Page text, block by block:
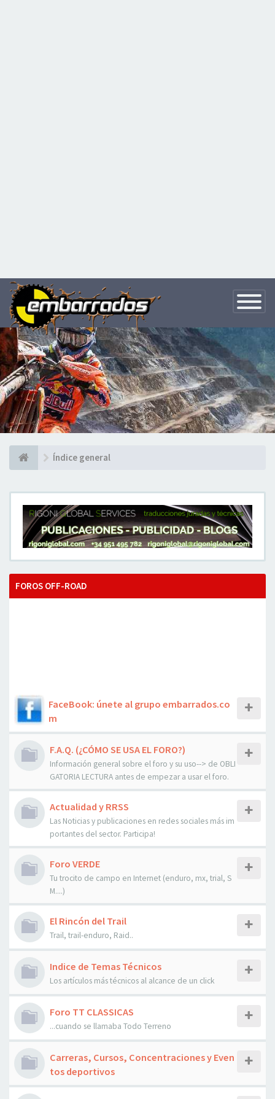
Toggle
Índice general
FOROS OFF-ROAD
FaceBook: únete al grupo embarrados.co
m
F.A.Q. (¿CÓMO SE USA EL FORO?)
Información general sobre el foro y su uso--> de OBLI
GATORIA LECTURA antes de empezar a usar el foro.
Actualidad y RRSS
Las Noticias y publicaciones en redes sociales más im
portantes del sector. Participa!
Foro VERDE
Tu trocito de campo en Internet (enduro, mx, trial, S
M....)
El Rincón del Trail
Trail, trail-enduro, Raid..
Indice de Temas Técnicos
Los artículos más técnicos al alcance de un click
Foro TT CLASSICAS
...cuando se llamaba Todo Terreno
Carreras, Cursos, Concentraciones y Even
tos deportivos